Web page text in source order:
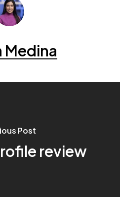
Medina
Post
review